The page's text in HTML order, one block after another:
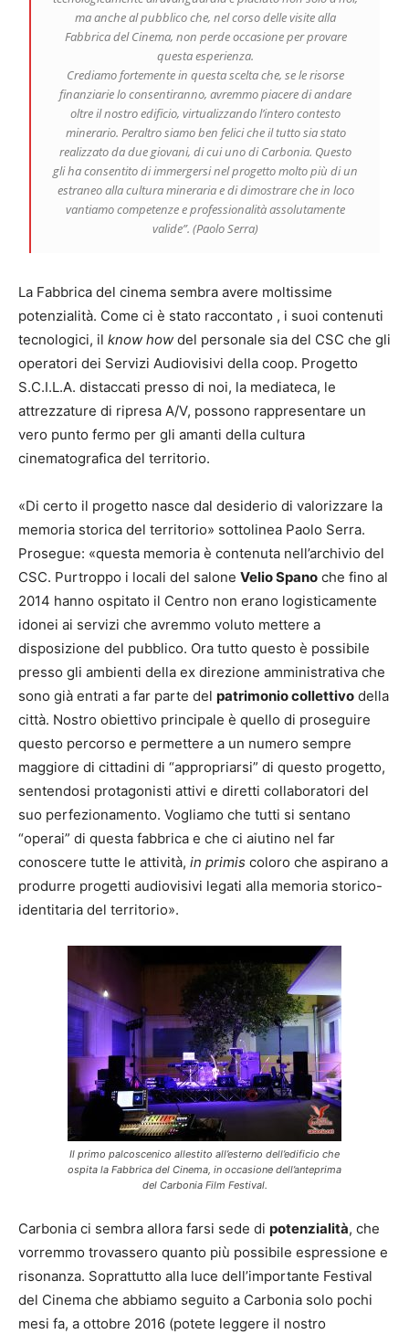
ma anche al pubblico che, nel corso delle visite alla
Fabbrica del Cinema, non perde occasione per provare
questa esperienza.
Crediamo fortemente in questa scelta che, se le risorse
finanziarie lo consentiranno, avremmo piacere di andare
oltre il nostro edificio, virtualizzando l’intero contesto
minerario. Peraltro siamo ben felici che il tutto sia stato
realizzato da due giovani, di cui uno di Carbonia. Questo
gli ha consentito di immergersi nel progetto molto più di un
estraneo alla cultura mineraria e di dimostrare chein loco
vantiamo competenze e professionalità assolutamente
valide”. (Paolo Serra)
La Fabbrica del cinema sembra avere moltissime
potenzialità. Come ci è stato raccontato , i suoi contenuti
tecnologici, il know how del personale sia del CSC che gli
operatori dei Servizi Audiovisivi della coop. Progetto
S.C.I.L.A. distaccati presso di noi, la mediateca, le
attrezzature di ripresa A/V, possono rappresentare un
vero punto fermo per gli amanti della cultura
cinematografica del territorio.
«Di certo il progetto nasce dal desiderio di valorizzare la
memoria storica del territorio» sottolinea Paolo Serra.
Prosegue: «questa memoria è contenuta nell’archivio del
CSC. Purtroppo i locali del salone Velio Spano che fino al
2014 hanno ospitato il Centro non erano logisticamente
idonei ai servizi che avremmo voluto mettere a
disposizione del pubblico. Ora tutto questo è possibile
presso gli ambienti della ex direzione amministrativa che
sono già entrati a far parte del patrimonio collettivo della
città. Nostro obiettivo principale è quello di proseguire
questo percorso e permettere a un numero sempre
maggiore di cittadini di “appropriarsi” di questo progetto,
sentendosi protagonisti attivi e diretti collaboratori del
suo perfezionamento. Vogliamo che tutti si sentano
“operai” di questa fabbrica e che ci aiutino nel far
conoscere tutte le attività, in primis coloro che aspirano a
produrre progetti audiovisivi legati alla memoria storico-
identitaria del territorio».
Il primo palcoscenico allestito all’esterno dell’edificio che
ospita la Fabbrica del Cinema, in occasione dell’anteprima
del Carbonia Film Festival.
Carbonia ci sembra allora farsi sede di potenzialità, che
vorremmo trovassero quanto più possibile espressione e
risonanza. Soprattutto alla luce dell’importante Festival
del Cinema che abbiamo seguito a Carbonia solo pochi
mesi fa, a ottobre 2016 (potete leggere il nostro